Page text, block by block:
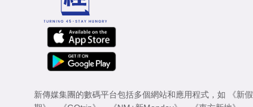
新傳媒集團的數碼平台包括多個網站和應用程式，如
《新假